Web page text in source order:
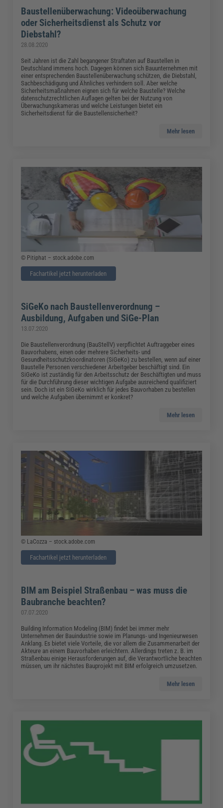
Baustellenüberwachung: Videoüberwachung
oder Sicherheitsdienst als Schutz vor
Diebstahl?
28.08.2020
Seit Jahren ist die Zahl begangener Straftaten auf Baustellen in
Deutschland immens hoch. Dagegen können sich Bauunternehmen mit
einer entsprechenden Baustellenüberwachung schützen, die Diebstahl,
Sachbeschädigung und Ähnliches verhindern soll. Aber welche
Sicherheitsmaßnahmen eignen sich für welche Baustelle? Welche
datenschutzrechtlichen Auflagen gelten bei der Nutzung von
Überwachungskameras und welche Leistungen bietet ein
Sicherheitsdienst für die Baustellensicherheit?
Mehr lesen
© Pitiphat – stock.adobe.com
Fachartikel jetzt herunterladen
SiGeKo nach Baustellenverordnung –
Ausbildung, Aufgaben und SiGe-Plan
13.07.2020
Die Baustellenverordnung (BauStellV) verpflichtet Auftraggeber eines
Bauvorhabens, einen oder mehrere Sicherheits- und
Gesundheitsschutzkoordinatoren (SiGeKo) zu bestellen, wenn auf einer
Baustelle Personen verschiedener Arbeitgeber beschäftigt sind. Ein
SiGeKo ist zuständig für den Arbeitsschutz der Beschäftigten und muss
für die Durchführung dieser wichtigen Aufgabe ausreichend qualifiziert
sein. Doch ist ein SiGeKo wirklich für jedes Bauvorhaben zu bestellen
und welche Aufgaben übernimmt er konkret?
Mehr lesen
© LaCozza – stock.adobe.com
Fachartikel jetzt herunterladen
BIM am Beispiel Straßenbau – was muss die
Baubranche beachten?
07.07.2020
Building Information Modeling (BIM) findet bei immer mehr
Unternehmen der Bauindustrie sowie im Planungs- und Ingenieurwesen
Anklang. Es bietet viele Vorteile, die vor allem die Zusammenarbeit der
Akteure an einem Bauvorhaben erleichtern. Allerdings treten z. B. im
Straßenbau einige Herausforderungen auf, die Verantwortliche beachten
müssen, um ihr nächstes Bauprojekt mit BIM erfolgreich umzusetzen.
Mehr lesen